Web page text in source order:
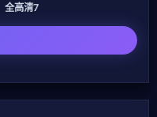
全高清7